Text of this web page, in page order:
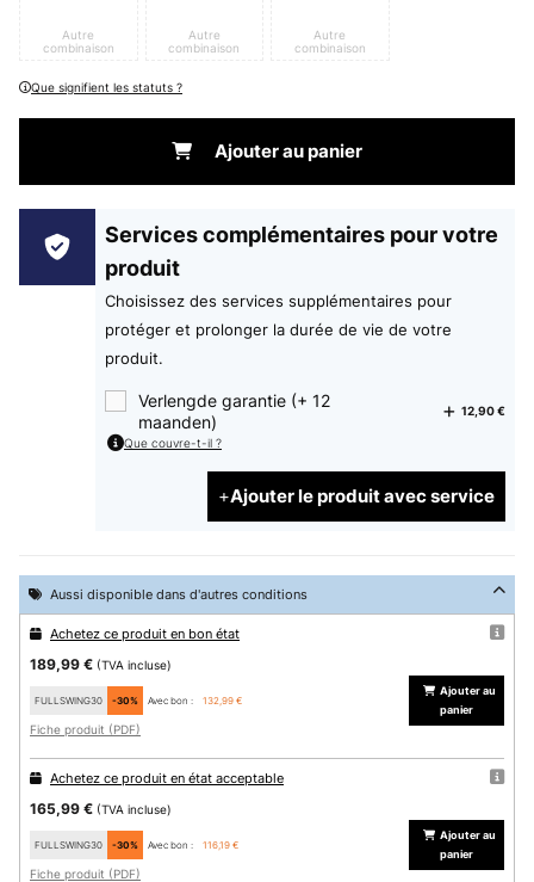
Autre
combinaison
Autre
combinaison
Autre
combinaison
Que signifient les statuts ?
Ajouter au panier
Services complémentaires pour votre
produit
Choisissez des services supplémentaires pour
protéger et prolonger la durée de vie de votre
produit.
Verlengde garantie (+ 12
maanden)
12,90 €
Que couvre-t-il ?
Ajouter le produit avec service
Aussi disponible dans d'autres conditions
Achetez ce produit en bon état
189,99 € (TVA incluse)
FULLSWING30 -30% Avec bon : 132,99 €
Fiche produit (PDF)
Ajouter au
panier
Achetez ce produit en état acceptable
165,99 € (TVA incluse)
FULLSWING30 -30% Avec bon : 116,19 €
Fiche produit (PDF)
Ajouter au
panier